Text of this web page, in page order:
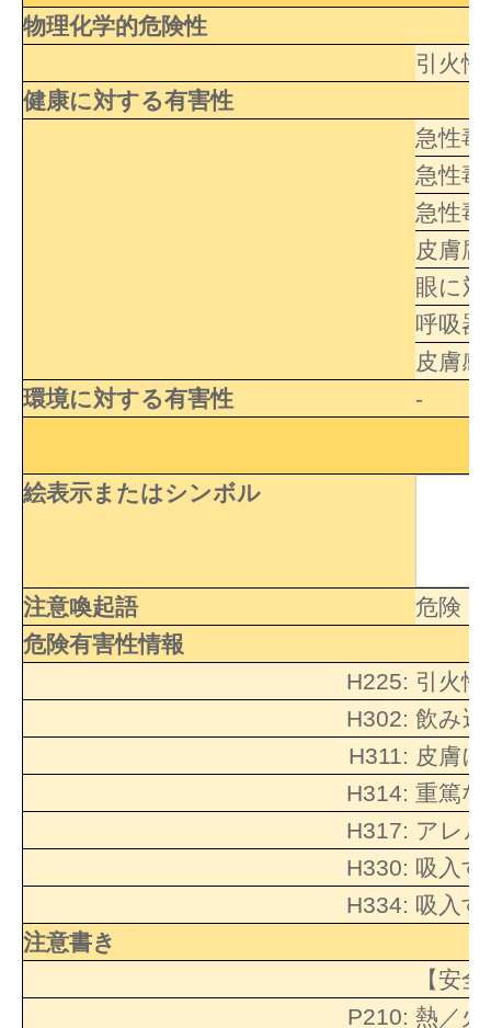
物理化学的危険性
引火性
健康に対する有害性
急性毒
急性毒
急性毒
皮膚
眼に
呼吸器
皮膚感
環境に対する有害性
-
絵表示またはシンボル
注意喚起語
危険
危険有害性情報
H225: 引火
H302: 飲み
H311: 皮膚
H314: 重篤
H317: アレ
H330: 吸入
H334: 吸入
注意書き
【安
P210: 熱／